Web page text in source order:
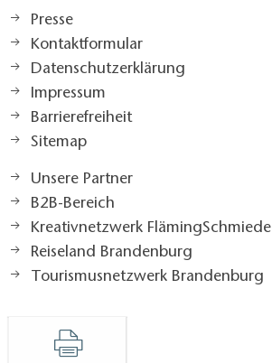
Presse
Kontaktformular
Datenschutzerklärung
Impressum
Barrierefreiheit
Sitemap
Unsere Partner
B2B-Bereich
Kreativnetzwerk FlämingSchmiede
Reiseland Brandenburg
Tourismusnetzwerk Brandenburg